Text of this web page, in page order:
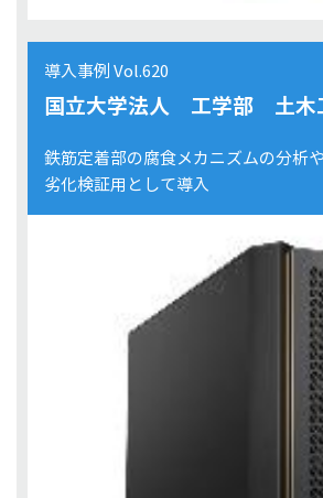
導入事例 Vol.620
国立大学法人 工学部 土
鉄筋定着部の腐食メカニズムの分析
劣化検証用として導入